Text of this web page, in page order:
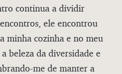
continua a dividir
ele encontrou
minha cozinha e no meu
beleza da diversidade e
me de manter a